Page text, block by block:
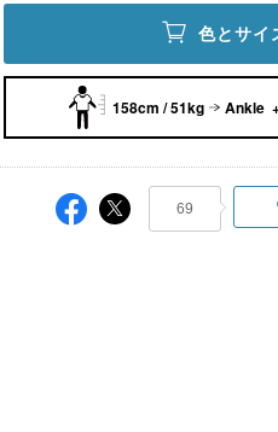
色とサイ
158cm / 51kg Ankle
69